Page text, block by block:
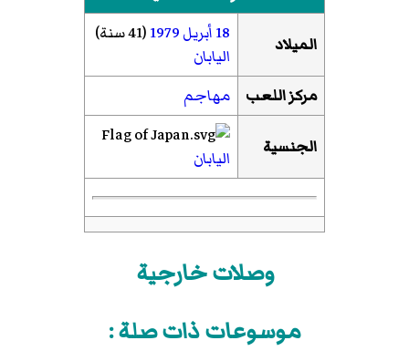
الميلاد 18 أبريل 1979(41 سنة)
اليابان
مركز اللعب
مهاجم
الجنسية اليابان
وصلات خارجية
موسوعات ذات صلة :